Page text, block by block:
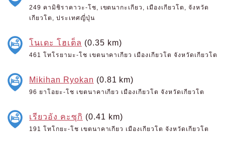
249 คามิชิราคาวะ-โช, เขตนากะเกียว, เมืองเกียวโต, จังหวัด
เกียวโต, ประเทศญี่ปุ่น
โนเดะ โฮเต็ล (0.35 km)
461 โทโรยามะ-โช เขตนาคาเกียว เมืองเกียวโต จังหวัดเกียวโต
Mikihan Ryokan (0.81 km)
96 ยาโอยะ-โช เขตนาคาเกียว เมืองเกียวโต จังหวัดเกียวโต
เรียวอัง คะซุกิ (0.41 km)
191 โทโกยะ-โช เขตนาคาเกียว เมืองเกียวโต จังหวัดเกียวโต